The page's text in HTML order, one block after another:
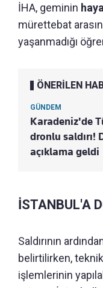
İHA, geminin
mürettebat
yaşanmadığı
ÖNERİLEN
GÜNDEM
Karadeniz'de
dronlu saldırı!
açıklama geldi
İSTANBUL'A
Saldırının
belirtilirken,
işlemlerinin